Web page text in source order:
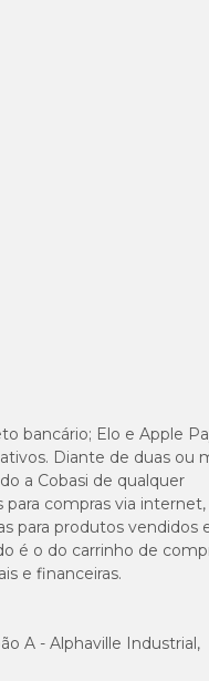
bancário; Elo e Apple
Diante de duas ou
a Cobasi de qualquer
compras via internet,
para produtos vendidos
é o do carrinho de
e financeiras.
A - Alphaville Industrial,